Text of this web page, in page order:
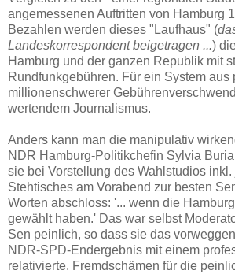
angemessenen Auftritten von Hamburg
Bezahlen werden dieses "Laufhaus" (
Landeskorrespondent beigetragen ...)
Hamburg und der ganzen Republik mit
Rundfunkgebühren. Für ein System aus
millionenschwerer
wertendem Journalismus.
Anders kann man die manipulativ
NDR Hamburg-Politikchefin Sylvia
sie bei Vorstellung des Wahlstudios
Stehtisches am Vorabend zur besten
Worten abschloss: '... wenn die
gewählt haben.' Das war selbst
Sen peinlich, so dass sie das
NDR-SPD-Endergebnis mit einem
relativierte. Fremdschämen für die